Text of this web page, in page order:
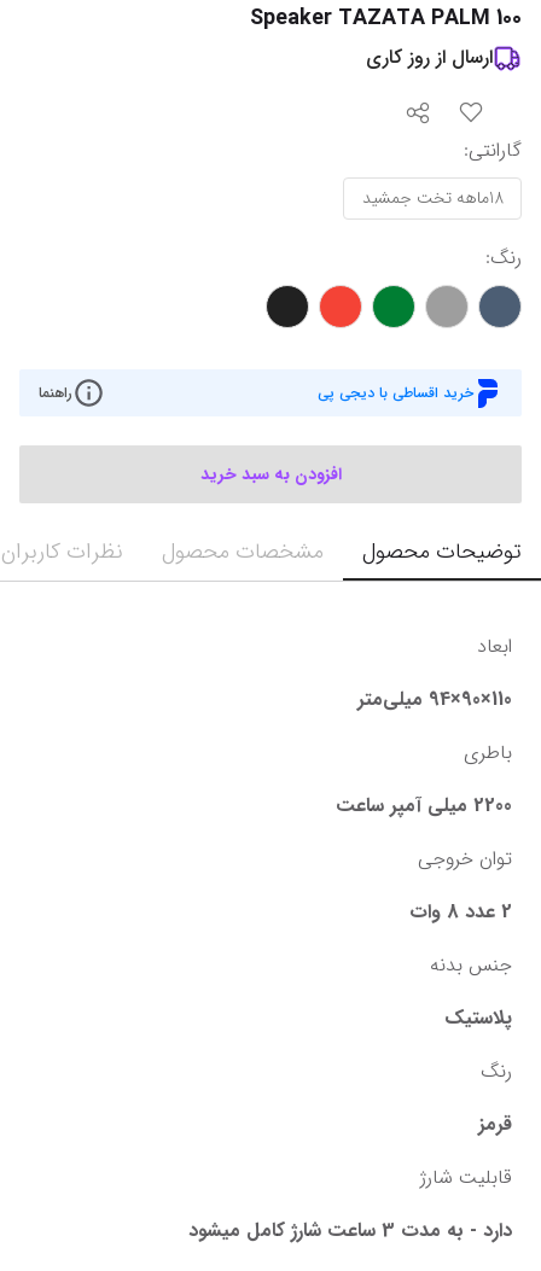
Speaker TAZATA PALM 100
ارسال از روز کاری
گارانتی:
18ماهه تخت جمشید
رنگ:
خرید اقساطی با دیجی پی راهنما
افزودن به سبد خرید
توضیحات محصول مشخصات محصول نظرات کاربران
ابعاد
110×90×94 میلی‌متر
باطری
2200 میلی‌ آمپر ساعت
توان خروجی
2 عدد 8 وات
جنس بدنه
پلاستیک
رنگ
قرمز
قابلیت شارژ
دارد - به مدت 3 ساعت شارژ کامل میشود